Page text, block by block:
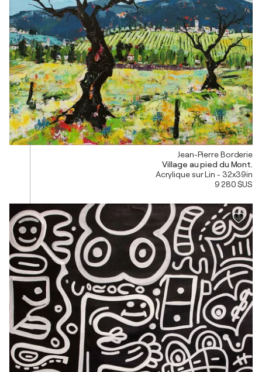
Jean-Pierre Borderie
Village au pied du Mont.
Acrylique sur Lin - 32x39in
9 280 $US